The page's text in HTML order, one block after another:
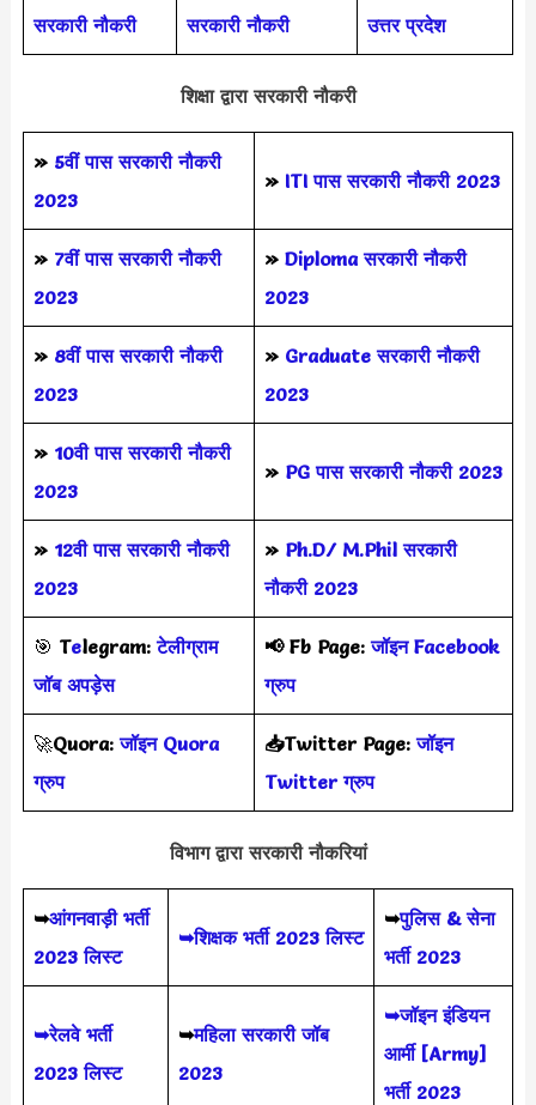
सरकारी नौकरी
सरकारी नौकरी
उत्तर प्रदेश
शिक्षा द्वारा सरकारी नौकरी
» 5वीं पास सरकारी नौकरी
2023
» ITI पास सरकारी नौकरी 2023
» 7वीं पास सरकारी नौकरी
2023
» Diploma सरकारी नौकरी
2023
» 8वीं पास सरकारी नौकरी
2023
» Graduate सरकारी नौकरी
2023
» 10वी पास सरकारी नौकरी
2023
» PG पास सरकारी नौकरी 2023
» 12वी पास सरकारी नौकरी
2023
» Ph.D/ M.Phil सरकारी
नौकरी 2023
🎯 Telegram: टेलीग्राम
जॉब अपड़ेस
📢 Fb Page:जॉइन Facebook
ग्रुप
🚀Quora:जॉइन Quora
ग्रुप
📥Twitter Page:जॉइन
Twitter ग्रुप
विभाग द्वारा सरकारी नौकरियां
➥आंगनवाड़ी भर्ती
2023 लिस्ट
➥शिक्षक भर्ती 2023 लिस्ट
➥पुलिस & सेना
भर्ती 2023
➥रेलवे भर्ती
2023 लिस्ट
➥महिला सरकारी जॉब
2023
➥जॉइन इंडियन
आर्मी [Army]
भर्ती 2023